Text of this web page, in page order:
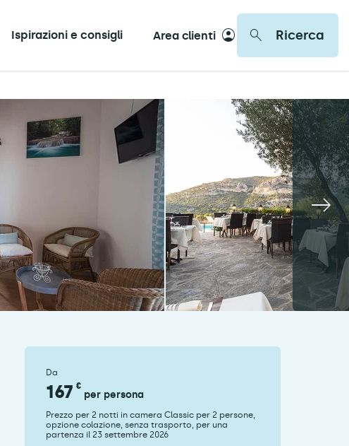
Ispirazioni e consigli Area clienti Ricerca
Da
167 €
per persona
Prezzo per 2 notti in camera Classic per 2 persone,
opzione colazione, senza trasporto, per una
partenza il 23 settembre 2026